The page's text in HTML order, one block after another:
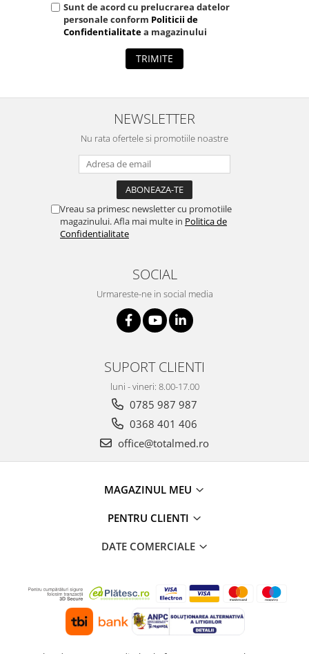
Sunt de acord cu prelucrarea datelor
personale conform Politicii de
Confidentialitatea magazinului
TRIMITE
NEWSLETTER
Nu rata ofertele si promotiile noastre
Vreau sa primesc newsletter cu promotiile
magazinului. Afla mai multe in Politica de
Confidentialitate
SOCIAL
Urmareste-ne in social media
SUPORT CLIENTI
luni - vineri: 8.00-17.00
0785 987 987
0368 401 406
office@totalmed.ro
MAGAZINUL MEU
PENTRU CLIENTI
DATE COMERCIALE